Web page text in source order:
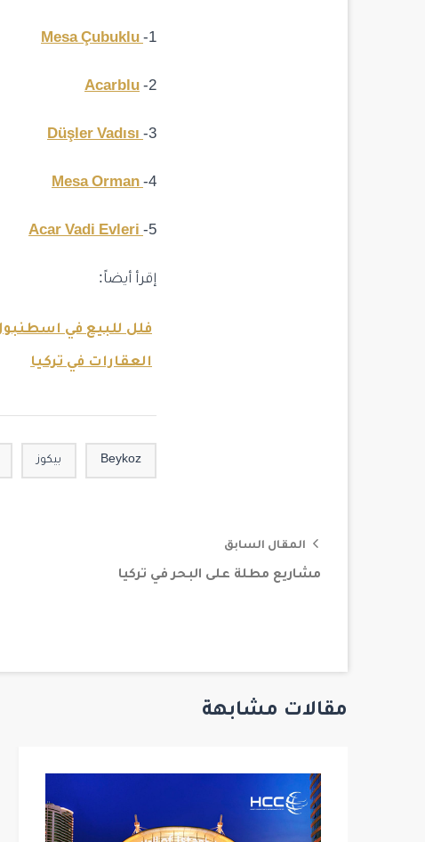
1-
Mesa Çubuklu
2-
Acarblu
3-
Düşler Vadısı
4-
Mesa Orman
5-
Acar Vadi Evleri
إقرأ أيضاً:
فلل للبيع في
العقارات في تركيا
Beykoz بيكوز
المقال السابق
مشاريع مطلة على البحر في تركيا
مقالات مشابهة